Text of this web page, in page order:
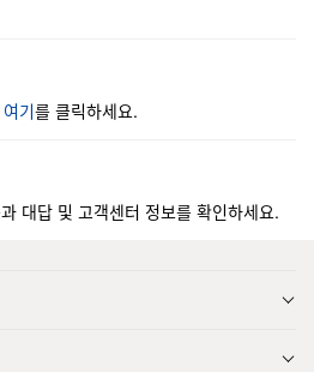
여기를 클릭하세요.
대답 및 고객센터 정보를 확인하세요.